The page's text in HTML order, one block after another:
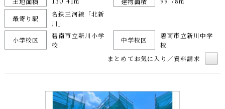
最寄り駅
名鉄三河線「北新
川」
小学校区
碧南市立新川小学
校
中学校区
碧南市立新川中学
校
まとめてお気に入り／資料請求